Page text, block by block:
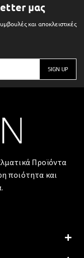
μας
και αποκλειστικές
Προϊόντα
ποιότητα και